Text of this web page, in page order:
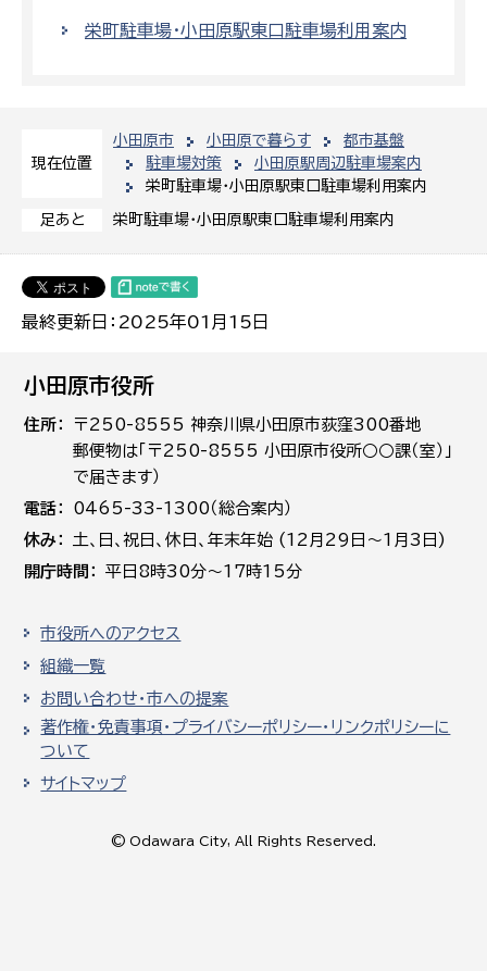
現在位置
小田原市 小田原で暮らす
都市基盤
駐車場対策
小田原駅周辺駐車場案内
栄町駐車場・小田原駅東口駐車場利用案内
足あと 栄町駐車場・小田原駅東口駐車場利用案内
最終更新日：2025年01月15日
栄町駐車場・小田原駅東口駐車場利用案内
小田原市役所
住所
〒250-8555 神奈川県小田原市荻窪300番地
郵便物は「〒250-8555 小田原市役所○○課（室）」
で届きます）
電話
0465-33-1300（総合案内）
休み
土､日､祝日、休日、年末年始 (12月29日～1月3日)
開庁時間
平日8時30分～17時15分
市役所へのアクセス
組織一覧
お問い合わせ・市への提案
著作権・免責事項・プライバシーポリシー・リンクポリシーに
ついて
サイトマップ
© Odawara City, All Rights Reserved.